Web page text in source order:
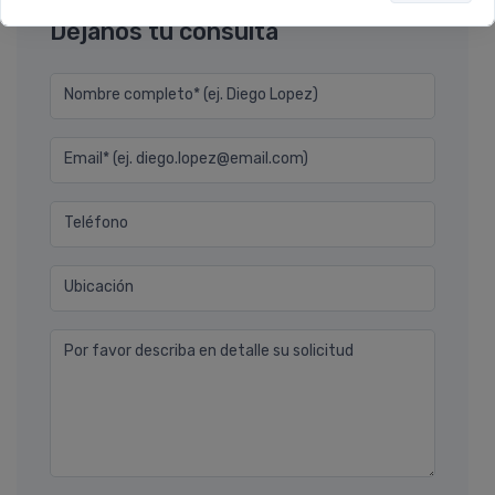
Déjanos tu consulta
Nombre completo* (ej. Diego Lopez)
Email* (ej. diego.lopez@email.com)
Teléfono
Ubicación
Por favor describa en detalle su solicitud